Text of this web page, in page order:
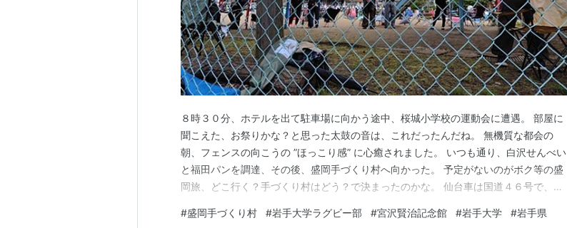
８時３０分、ホテルを出て駐車場に向かう途中、桜城小学校の運動会に遭遇。 部屋に
聞こえた、お祭りかな？と思った太鼓の音は、これだったんだね。 無機質な都会の
朝、フェンスの向こうの ”ほっこり感” に心癒されました。 いつも通り、白沢せんべい
と福田パンを調達、その後、盛岡手づくり村へ向かった。 予定がないのがボク等の盛
岡旅、どこ行く？手づくり村はどう？で決まったのかな。 仙台車は国道４６号で、ボ
寂しい。 その中に見つけた家族連れに、ボクはとても心を動かされてしまった。 それ
#盛岡手づくり村 #岩手大学ラグビー部 #宮沢賢治記念館 #岩手大学 #岩手県